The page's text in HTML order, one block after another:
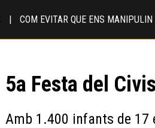
COM EVITAR QUE ENS MANIPULIN
5a Festa del
Amb 1.400 infants de 17